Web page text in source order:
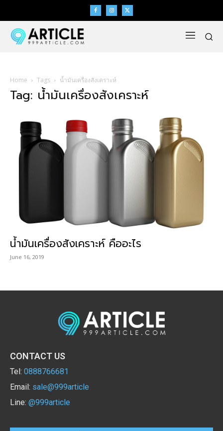
Home Tags น้ำมันเครื่องสังเคราะห์
Tag: น้ำมันเครื่องสังเคราะห์
น้ำมันเครื่องสังเคราะห์ คืออะไร
June 16, 2019
CONTACT US
Tel: 0888766681
Email: sale@999article
Line: @999article